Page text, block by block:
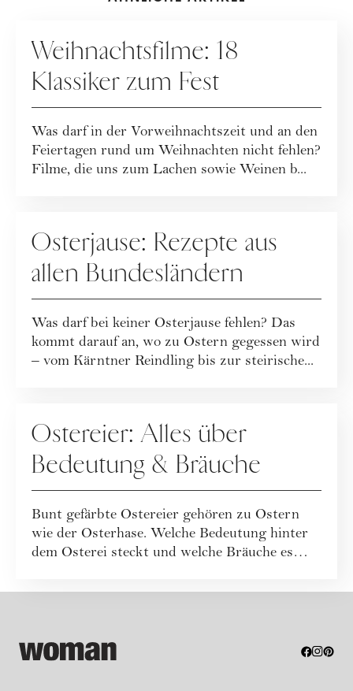
Weihnachtsfilme: 18
Klassiker zum Fest
Was darf in der Vorweihnachtszeit und an den
Feiertagen rund um Weihnachten nicht fehlen?
Filme, die uns zum Lachen sowie Weinen b...
Osterjause: Rezepte aus
allen Bundesländern
Was darf bei keiner Osterjause fehlen? Das
kommt darauf an, wo zu Ostern gegessen wird
– vom Kärntner Reindling bis zur steirische...
Ostereier: Alles über
Bedeutung & Bräuche
Bunt gefärbte Ostereier gehören zu Ostern
wie der Osterhase. Welche Bedeutung hinter
dem Osterei steckt und welche Bräuche es